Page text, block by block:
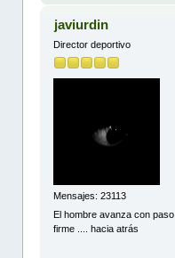
javiurdin
Director deportivo
Mensajes: 23113
El hombre avanza con paso
firme .... hacia atrás